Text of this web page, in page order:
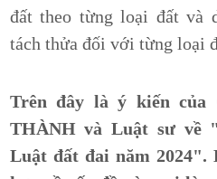
đất theo từng loại đất và
tách thửa đối với từng loại
Trên đây là ý kiến của
THÀNH và Luật sư về
Luật đất đai năm 2024".